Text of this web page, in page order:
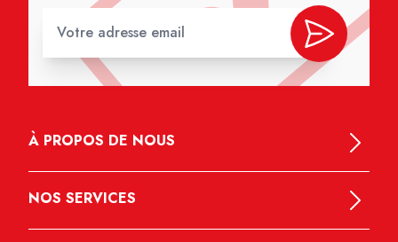
À PROPOS DE NOUS
NOS SERVICES